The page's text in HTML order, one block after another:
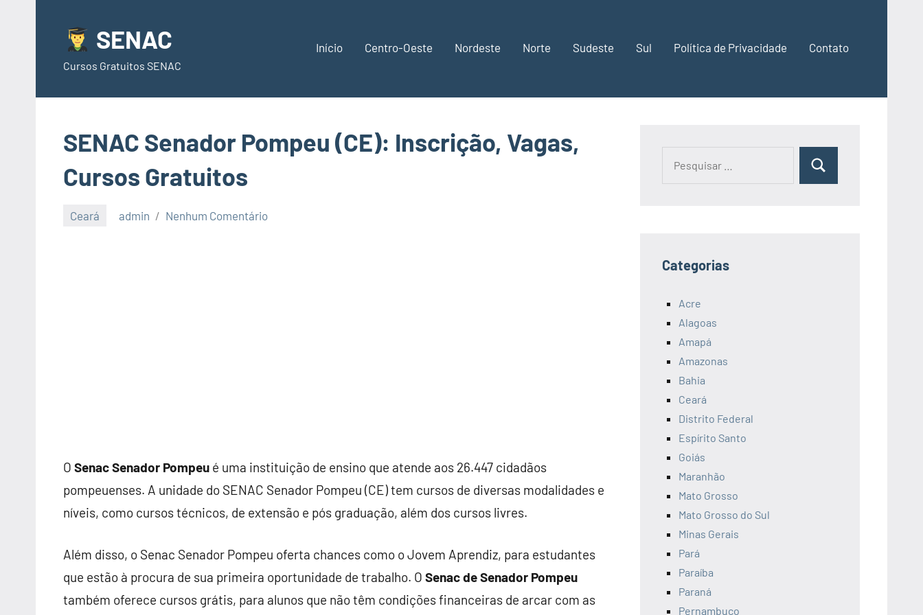
conteúdo
SENAC
Cursos Gratuitos SENAC
Início Centro-Oeste Nordeste Norte Sudeste Sul Política de Privacidade Contato
SENAC Senador Pompeu (CE): Inscrição, Vagas,
Cursos Gratuitos
Ceará admin Nenhum Comentário
O Senac Senador Pompeu é uma instituição de ensino que atende aos 26.447 cidadãos
pompeuenses. A unidade do SENAC Senador Pompeu (CE) tem cursos de diversas modalidades e
níveis, como cursos técnicos, de extensão e pós graduação, além dos cursos livres.
Além disso, o Senac Senador Pompeu oferta chances como o Jovem Aprendiz, para estudantes
que estão à procura de sua primeira oportunidade de trabalho. O Senac de Senador Pompeu
também oferece cursos grátis, para alunos que não têm condições financeiras de arcar com as
Pesquisa
Categorias
Acre
Alagoas
Amapá
Amazonas
Bahia
Ceará
Distrito Federal
Espírito Santo
Goiás
Maranhão
Mato Grosso
Mato Grosso do Sul
Minas Gerais
Pará
Paraíba
Paraná
Pernambuco